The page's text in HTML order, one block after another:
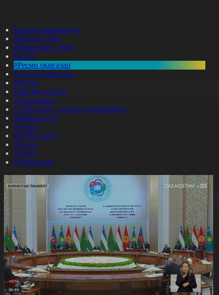
Барлық жаңалықтар
#Жолдау 2025
#Құрылтай - 2026
#Апта
#Ресми оқиғалар
#«Таза Қазақстан»
#Қоғам
#Заң мен тәртіп
#Экономика
#«100 кітап» ұлттық сауалнамасы
#Референдум
#Оқиға
#EURO 2024
#Спорт
#Әлем
#Денсаулық